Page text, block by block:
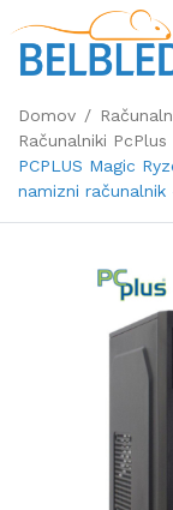
Domov
Računalniki PcPlus
PCPLUS Magic
namizni računalnik